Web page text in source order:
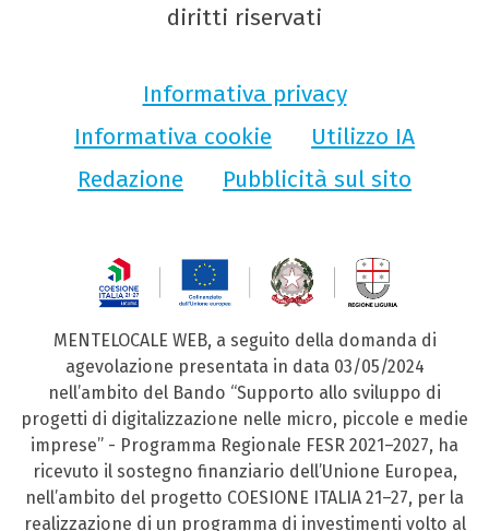
diritti riservati
Informativa privacy
Informativa cookie
Utilizzo IA
Redazione
Pubblicità sul sito
MENTELOCALE WEB, a seguito della domanda di
agevolazione presentata in data 03/05/2024
nell’ambito del Bando “Supporto allo sviluppo di
progetti di digitalizzazione nelle micro, piccole e medie
imprese” - Programma Regionale FESR 2021–2027, ha
ricevuto il sostegno finanziario dell’Unione Europea,
nell’ambito del progetto COESIONE ITALIA 21–27, per la
realizzazione di un programma di investimenti volto al